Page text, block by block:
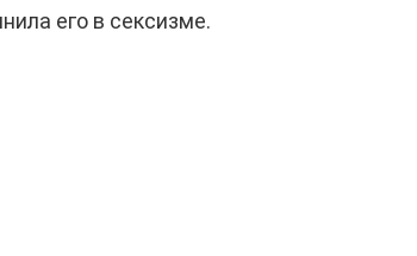
его в сексизме.